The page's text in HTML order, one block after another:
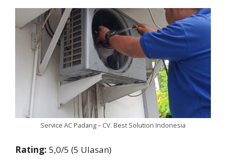
Service AC Padang – CV. Best Solution Indonesia
Rating: 5,0/5 (5 Ulasan)